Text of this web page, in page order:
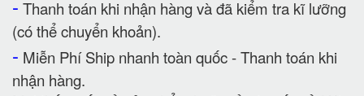
- Thanh toán khi nhận hàng và đã kiểm tra kĩ lưỡng
(có thể chuyển khoản).
- Miễn Phí Ship nhanh toàn quốc - Thanh toán khi
nhận hàng.